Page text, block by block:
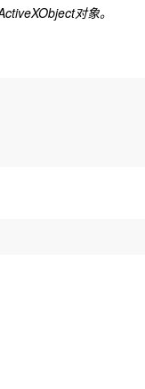
对象。